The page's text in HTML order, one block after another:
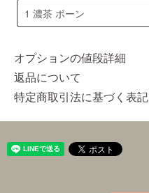
オプションの値段詳細
返品について
特定商取引法に基づく表記